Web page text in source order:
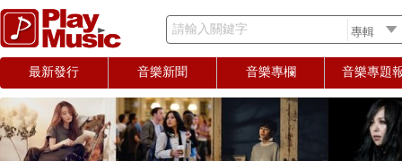
請輸入關鍵字
最新發行 音樂新聞 音樂專欄 音樂專題